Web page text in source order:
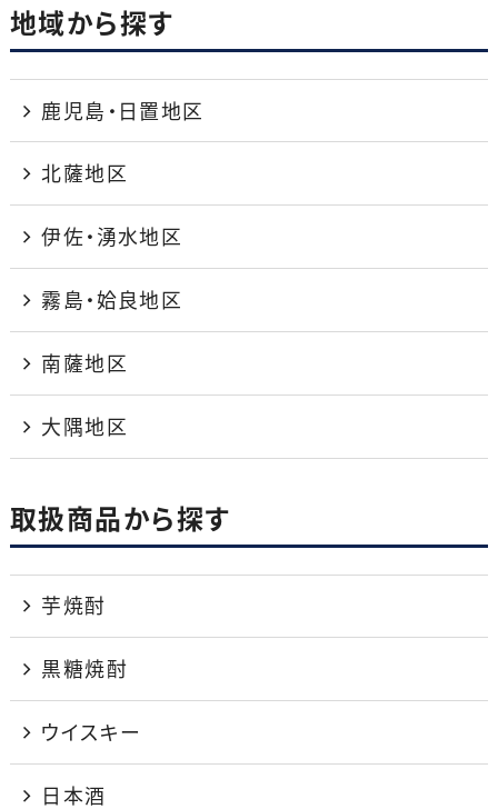
地域から探す
鹿児島・日置地区
北薩地区
伊佐・湧水地区
霧島・姶良地区
南薩地区
大隅地区
取扱商品から探す
芋焼酎
黒糖焼酎
ウイスキー
日本酒